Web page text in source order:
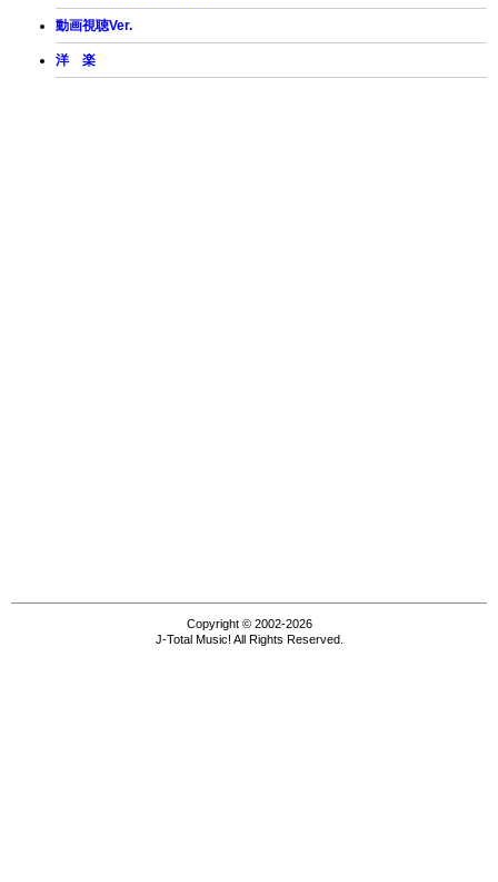
動画視聴Ver.
洋 楽
Copyright © 2002-2026
J-Total Music! All Rights Reserved.